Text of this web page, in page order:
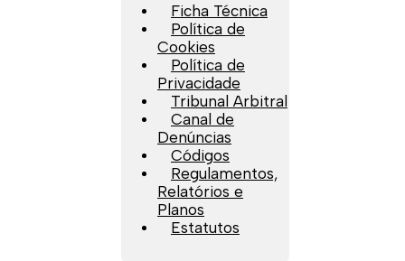
Ficha Técnica
Política de
Cookies
Política de
Privacidade
Tribunal Arbitral
Canal de
Denúncias
Códigos
Regulamentos,
Relatórios e
Planos
Estatutos